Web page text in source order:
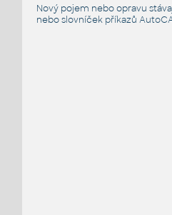
Nový pojem nebo opravu
nebo slovníček příkazů